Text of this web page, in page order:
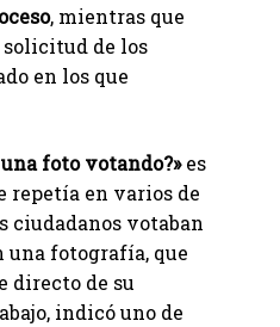
, mientras que
de los
en los que
foto votando?»es
repetía en varios de
ciudadanos votaban
una fotografía, que
directo de su
indicó uno de